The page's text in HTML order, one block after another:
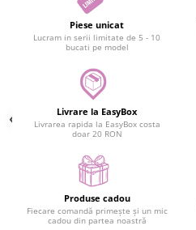
Piese unicat
Lucram in serii limitate de 5 - 10
bucati pe model
Livrare la EasyBox
Livrarea rapida la EasyBox costa
doar 20 RON
Produse cadou
Fiecare comandă primește și un mic
cadou din partea noastră